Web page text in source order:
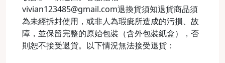
vivian123485@gmail.com退換貨須知退貨商品須
為未經拆封使用，或非人為瑕疵所造成的污損、故
障，並保留完整的原始包裝（含外包裝紙盒），否
則恕不接受退貨。以下情況無法接受退貨：